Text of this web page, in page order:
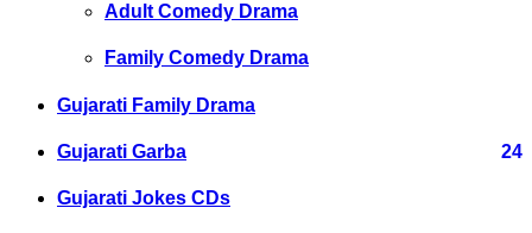
Adult Comedy Drama
Family Comedy Drama
Gujarati Family Drama
Gujarati Garba 24
Gujarati Jokes CDs